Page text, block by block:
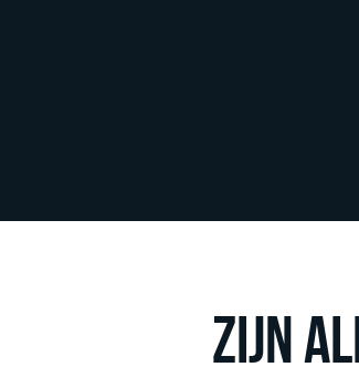
Zijn